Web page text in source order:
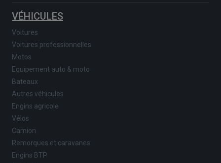
VÉHICULES
Voitures
Voitures professionnelles
Motos
Equipement auto & moto
Bateaux
Autres véhicules
Engins agricole
Vélos
Camion
Remorques et caravanes
Engins BTP